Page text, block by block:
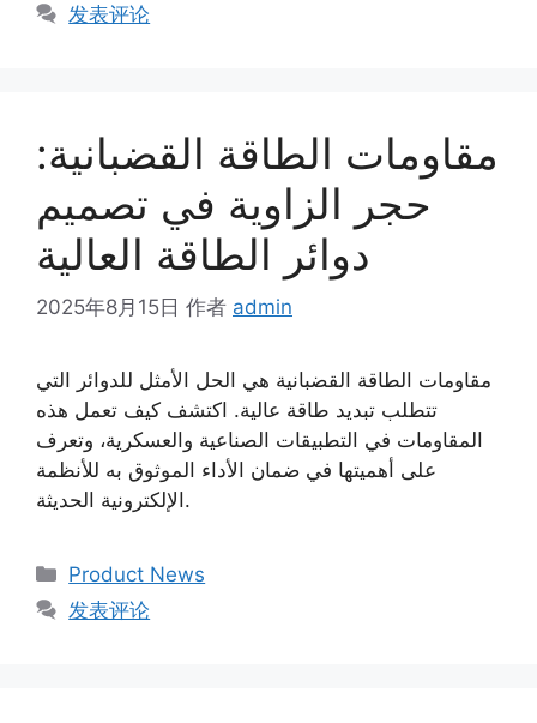
发表评论
مقاومات الطاقة القضبانية:
حجر الزاوية في تصميم
دوائر الطاقة العالية
2025年8月15日 作者 admin
مقاومات الطاقة القضبانية هي الحل الأمثل للدوائر التي
تتطلب تبديد طاقة عالية. اكتشف كيف تعمل هذه
المقاومات في التطبيقات الصناعية والعسكرية، وتعرف
على أهميتها في ضمان الأداء الموثوق به للأنظمة
الإلكترونية الحديثة.
Product News
发表评论